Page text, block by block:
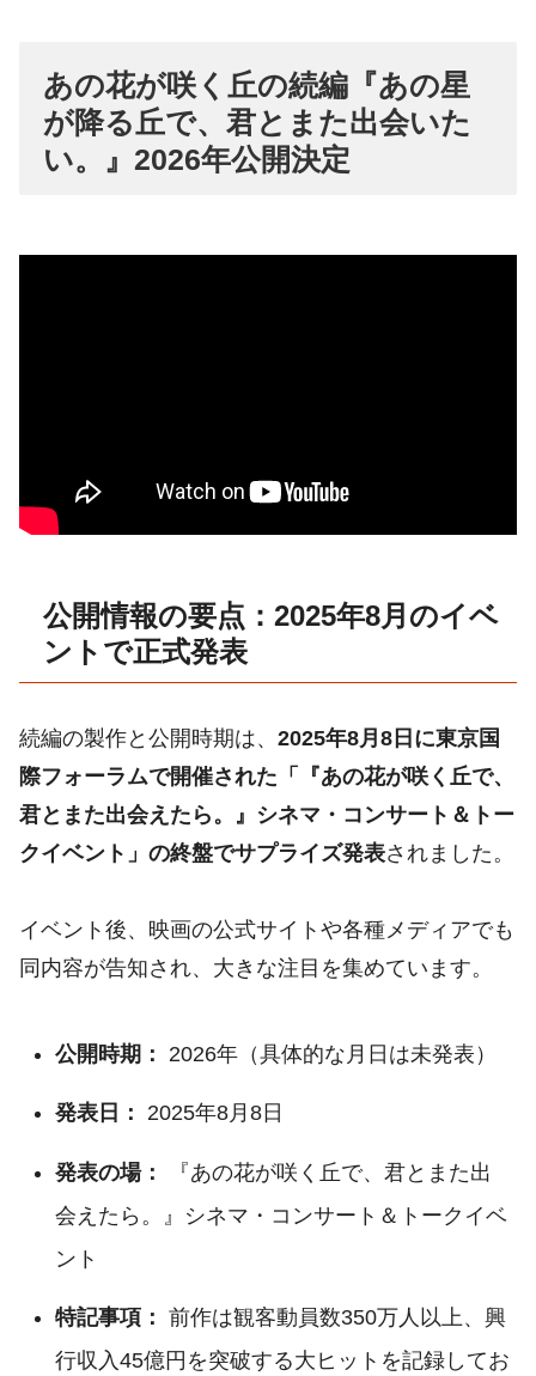
あの花が咲く丘の続編『あの星
が降る丘で、君とまた出会いた
い。』2026年公開決定
公開情報の要点：2025年8月のイベ
ントで正式発表
続編の製作と公開時期は、 2025年8月8日に東京国
際フォーラムで開催された「『あの花が咲く丘で、
君とまた出会えたら。』シネマ・コンサート＆トー
クイベント」の終盤でサプライズ発表されました。
イベント後、映画の公式サイトや各種メディアでも
同内容が告知され、大きな注目を集めています。
公開時期： 2026年（具体的な月日は未発表）
発表日： 2025年8月8日
発表の場：
『あの花が咲く丘で、君とまた出
会えたら。』シネマ・コンサート＆トークイベ
ント
特記事項： 前作は観客動員数350万人以上、興
行収入45億円を突破する大ヒットを記録してお